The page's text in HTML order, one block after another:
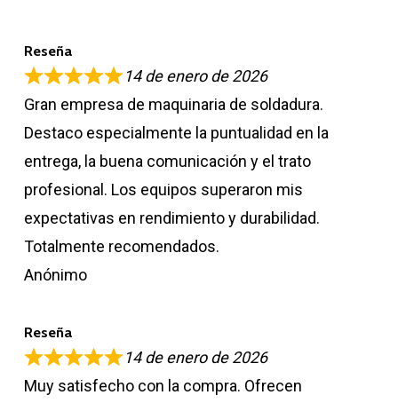
Reseña
14 de enero de 2026
Gran empresa de maquinaria de soldadura.
Destaco especialmente la puntualidad en la
entrega, la buena comunicación y el trato
profesional. Los equipos superaron mis
expectativas en rendimiento y durabilidad.
Totalmente recomendados.
Anónimo
Reseña
14 de enero de 2026
Muy satisfecho con la compra. Ofrecen